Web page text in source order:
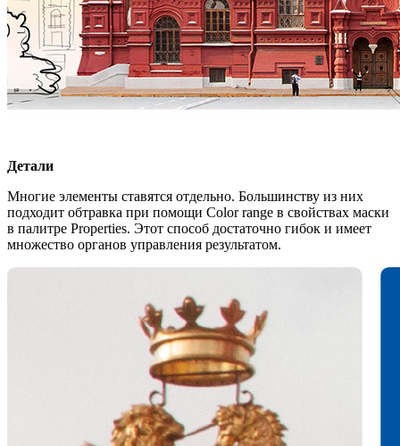
Детали
Многие элементы ставятся отдельно. Большинству из них
подходит обтравка при помощи Color range в свойствах маски
в палитре Properties. Этот способ достаточно гибок и имеет
множество органов управления результатом.